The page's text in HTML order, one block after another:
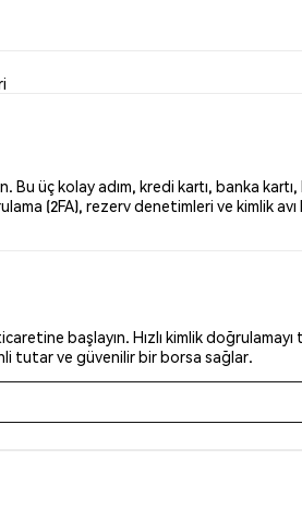
Bu üç kolay adım, kredi kartı, banka
(2FA), rezerv denetimleri ve kimlik avı
başlayın. Hızlı kimlik doğrulamayı
tutar ve güvenilir bir borsa sağlar.